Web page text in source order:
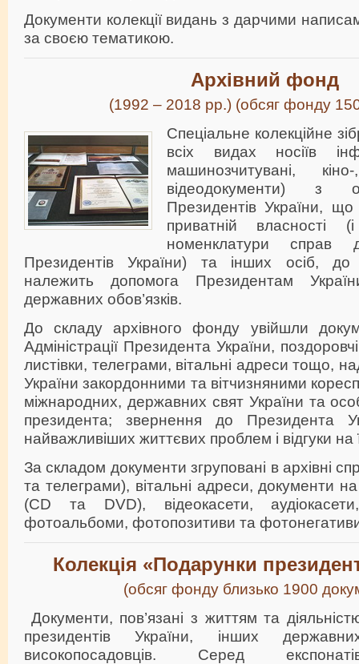
Документи колекції видань з дарчими
за своєю тематикою.
Архівний фонд
(1992 – 2018 рр.) (обсяг фонду
Спеціальне колекційне
всіх видах носіїв
машинозчитувані,
відеодокументи) з
Президентів України,
приватній
номенклатури справ
Президентів України) та інших осіб,
належить допомога Президентам
державних обов’язків.
До складу архівного фонду увійшли
Адміністрації Президента України,
листівки, телеграми, вітальні адреси тощо,
України закордонними та вітчизняними
міжнародних, державних свят України та
президента; звернення до Президента
найважливіших життєвих проблем і відгуки
За складом документи згруповані в архівні
та телеграми), вітальні адреси, документи
(CD та DVD), відеокасети,
фотоальбоми, фотопозитиви та
Колекція «Подарунки
(обсяг фонду близько 1900
Документи, пов’язані з життям та
президентів України, інших
високопосадовців. Серед